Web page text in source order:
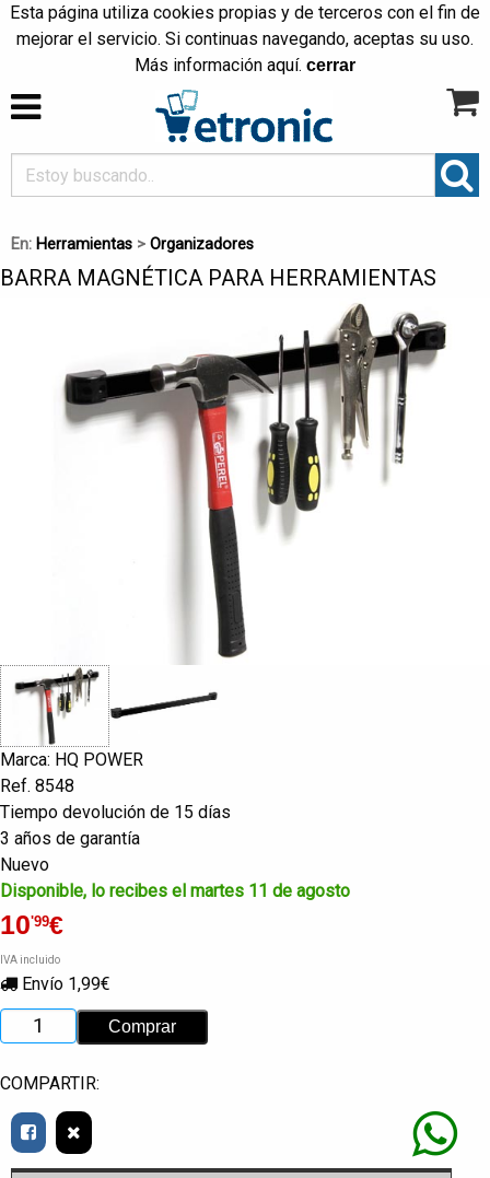
Esta página utiliza cookies propias y de terceros con el fin de
mejorar el servicio. Si continuas navegando, aceptas su uso.
Más información aquí. cerrar
En: Herramientas > Organizadores
BARRA MAGNÉTICA PARA HERRAMIENTAS
Marca: HQ POWER
Ref. 8548
Tiempo devolución de 15 días
3 años de garantía
Nuevo
Disponible, lo recibes el martes 11 de agosto
10'99€
IVA incluido
Envío 1,99€
COMPARTIR: